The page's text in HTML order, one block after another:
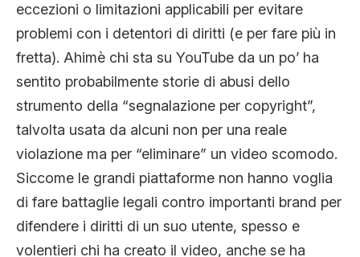
eccezioni o limitazioni applicabili per evitare
problemi con i detentori di diritti (e per fare più in
fretta). Ahimè chi sta su YouTube da un po’ ha
sentito probabilmente storie di abusi dello
strumento della “segnalazione per copyright”,
talvolta usata da alcuni non per una reale
violazione ma per “eliminare” un video scomodo.
Siccome le grandi piattaforme non hanno voglia
di fare battaglie legali contro importanti brand per
difendere i diritti di un suo utente, spesso e
volentieri chi ha creato il video, anche se ha